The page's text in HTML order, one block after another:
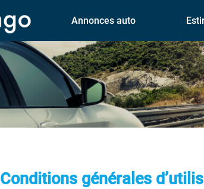
Annonces auto
Conditions générales